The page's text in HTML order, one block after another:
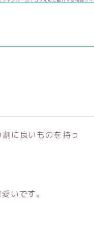
に良いものを持っ
いです。